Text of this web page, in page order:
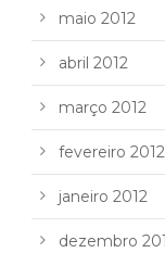
maio 2012
abril 2012
março 2012
fevereiro 2012
janeiro 2012
dezembro